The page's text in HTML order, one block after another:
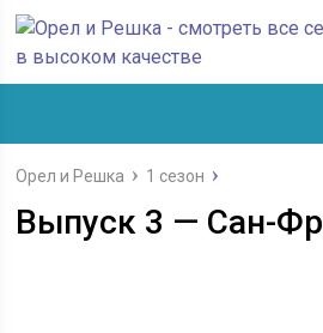
Орел и Решка 1 сезон
Выпуск 3 — Сан-